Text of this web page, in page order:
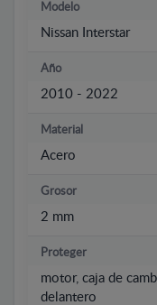
Modelo
Nissan Interstar
Año
2010 - 2022
Material
Acero
Grosor
2 mm
Proteger
motor, caja de
delantero